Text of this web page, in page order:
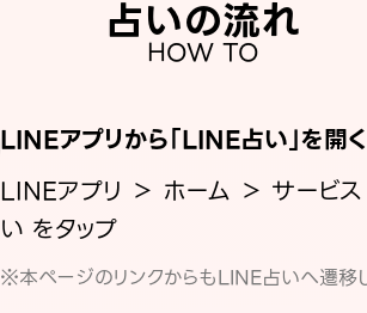
占いの流れ
HOW TO
LINEアプリから「LINE占い」を開く
LINEアプリ ＞ ホーム ＞ サービ
い をタップ
※本ページのリンクからもLINE占いへ遷移